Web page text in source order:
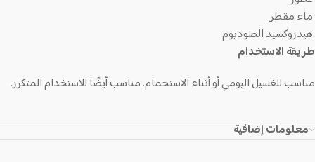
ماء مقطر
هيدروكسيد الصوديوم
طريقة الاستخدام
مناسب للغسيل اليومي أو أثناء الاستحمام. مناسب أيضًا للاستخدام المتكرر.
معلومات إضافية